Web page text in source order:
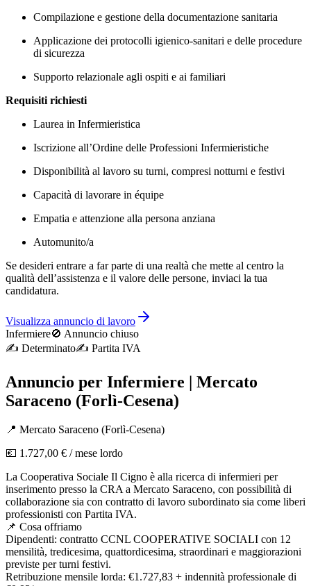
Compilazione e gestione della documentazione sanitaria
Applicazione dei protocolli igienico-sanitari e delle procedure
di sicurezza
Supporto relazionale agli ospiti e ai familiari
Requisiti richiesti
Laurea in Infermieristica
Iscrizione all’Ordine delle Professioni Infermieristiche
Disponibilità al lavoro su turni, compresi notturni e festivi
Capacità di lavorare in équipe
Empatia e attenzione alla persona anziana
Automunito/a
Se desideri entrare a far parte di una realtà che mette al centro la
qualità dell’assistenza e il valore delle persone, inviaci la tua
candidatura.
Visualizza annuncio di lavoro
Infermiere🚫 Annuncio chiuso
✍️ Determinato✍️ Partita IVA
Annuncio per Infermiere | Mercato
Saraceno (Forlì-Cesena)
📍 Mercato Saraceno (Forlì-Cesena)
💶 1.727,00 € / mese lordo
La Cooperativa Sociale Il Cigno è alla ricerca di infermieri per
inserimento presso la CRA a Mercato Saraceno, con possibilità di
collaborazione sia con contratto di lavoro subordinato sia come liberi
professionisti con Partita IVA.
📌 Cosa offriamo
Dipendenti: contratto CCNL COOPERATIVE SOCIALI con 12
mensilità, tredicesima, quattordicesima, straordinari e maggiorazioni
previste per turni festivi.
Retribuzione mensile lorda: €1.727,83 + indennità professionale di